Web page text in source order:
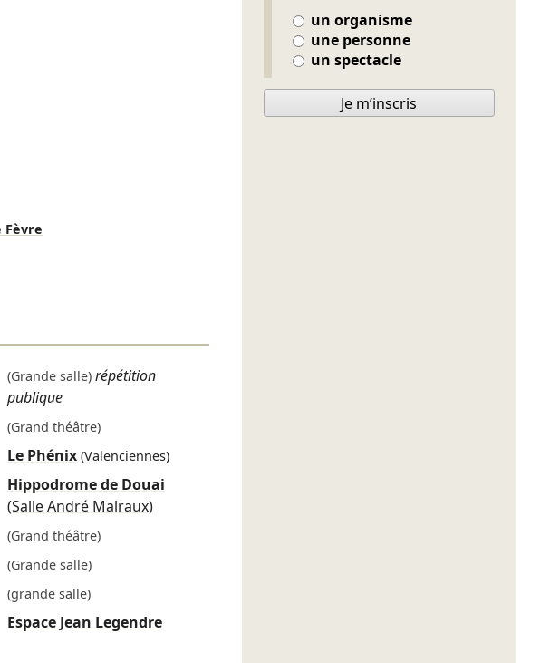
Fèvre
(Grande salle) répétition
publique
(Grand théâtre)
Le Phénix (Valenciennes)
Hippodrome de Douai
(Salle André Malraux)
(Grand théâtre)
(Grande salle)
(grande salle)
Espace Jean Legendre
un organisme
une personne
un spectacle
Je m’inscris